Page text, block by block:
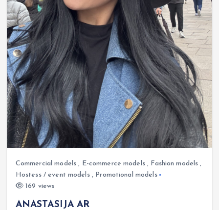
Commercial models , E-commerce models, Fashion models ,
Hostess / event models, Promotional models
169 views
ANASTASIJA AR